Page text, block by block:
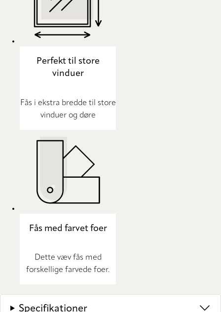
Perfekt til store
vinduer
Fås i ekstra bredde til store
vinduer og døre
Fås med farvet foer
Dette væv fås med
forskellige farvede foer.
Specifikationer